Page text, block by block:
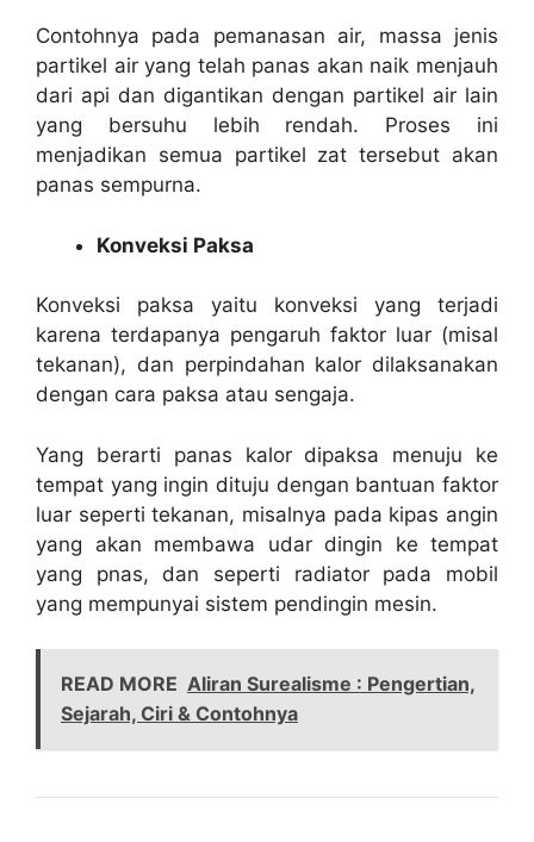
Contohnya pada pemanasan air, massa jenis
partikel air yang telah panas akan naik menjauh
dari api dan digantikan dengan partikel air lain
yang bersuhu lebih rendah. Proses ini
menjadikan semua partikel zat tersebut akan
panas sempurna.
Konveksi Paksa
Konveksi paksa yaitu konveksi yang terjadi
karena terdapanya pengaruh faktor luar (misal
tekanan), dan perpindahan kalor dilaksanakan
dengan cara paksa atau sengaja.
Yang berarti panas kalor dipaksa menuju ke
tempat yang ingin dituju dengan bantuan faktor
luar seperti tekanan, misalnya pada kipas angin
yang akan membawa udar dingin ke tempat
yang pnas, dan seperti radiator pada mobil
yang mempunyai sistem pendingin mesin.
READ MORE Aliran Surealisme : Pengertian,
Sejarah, Ciri & Contohnya